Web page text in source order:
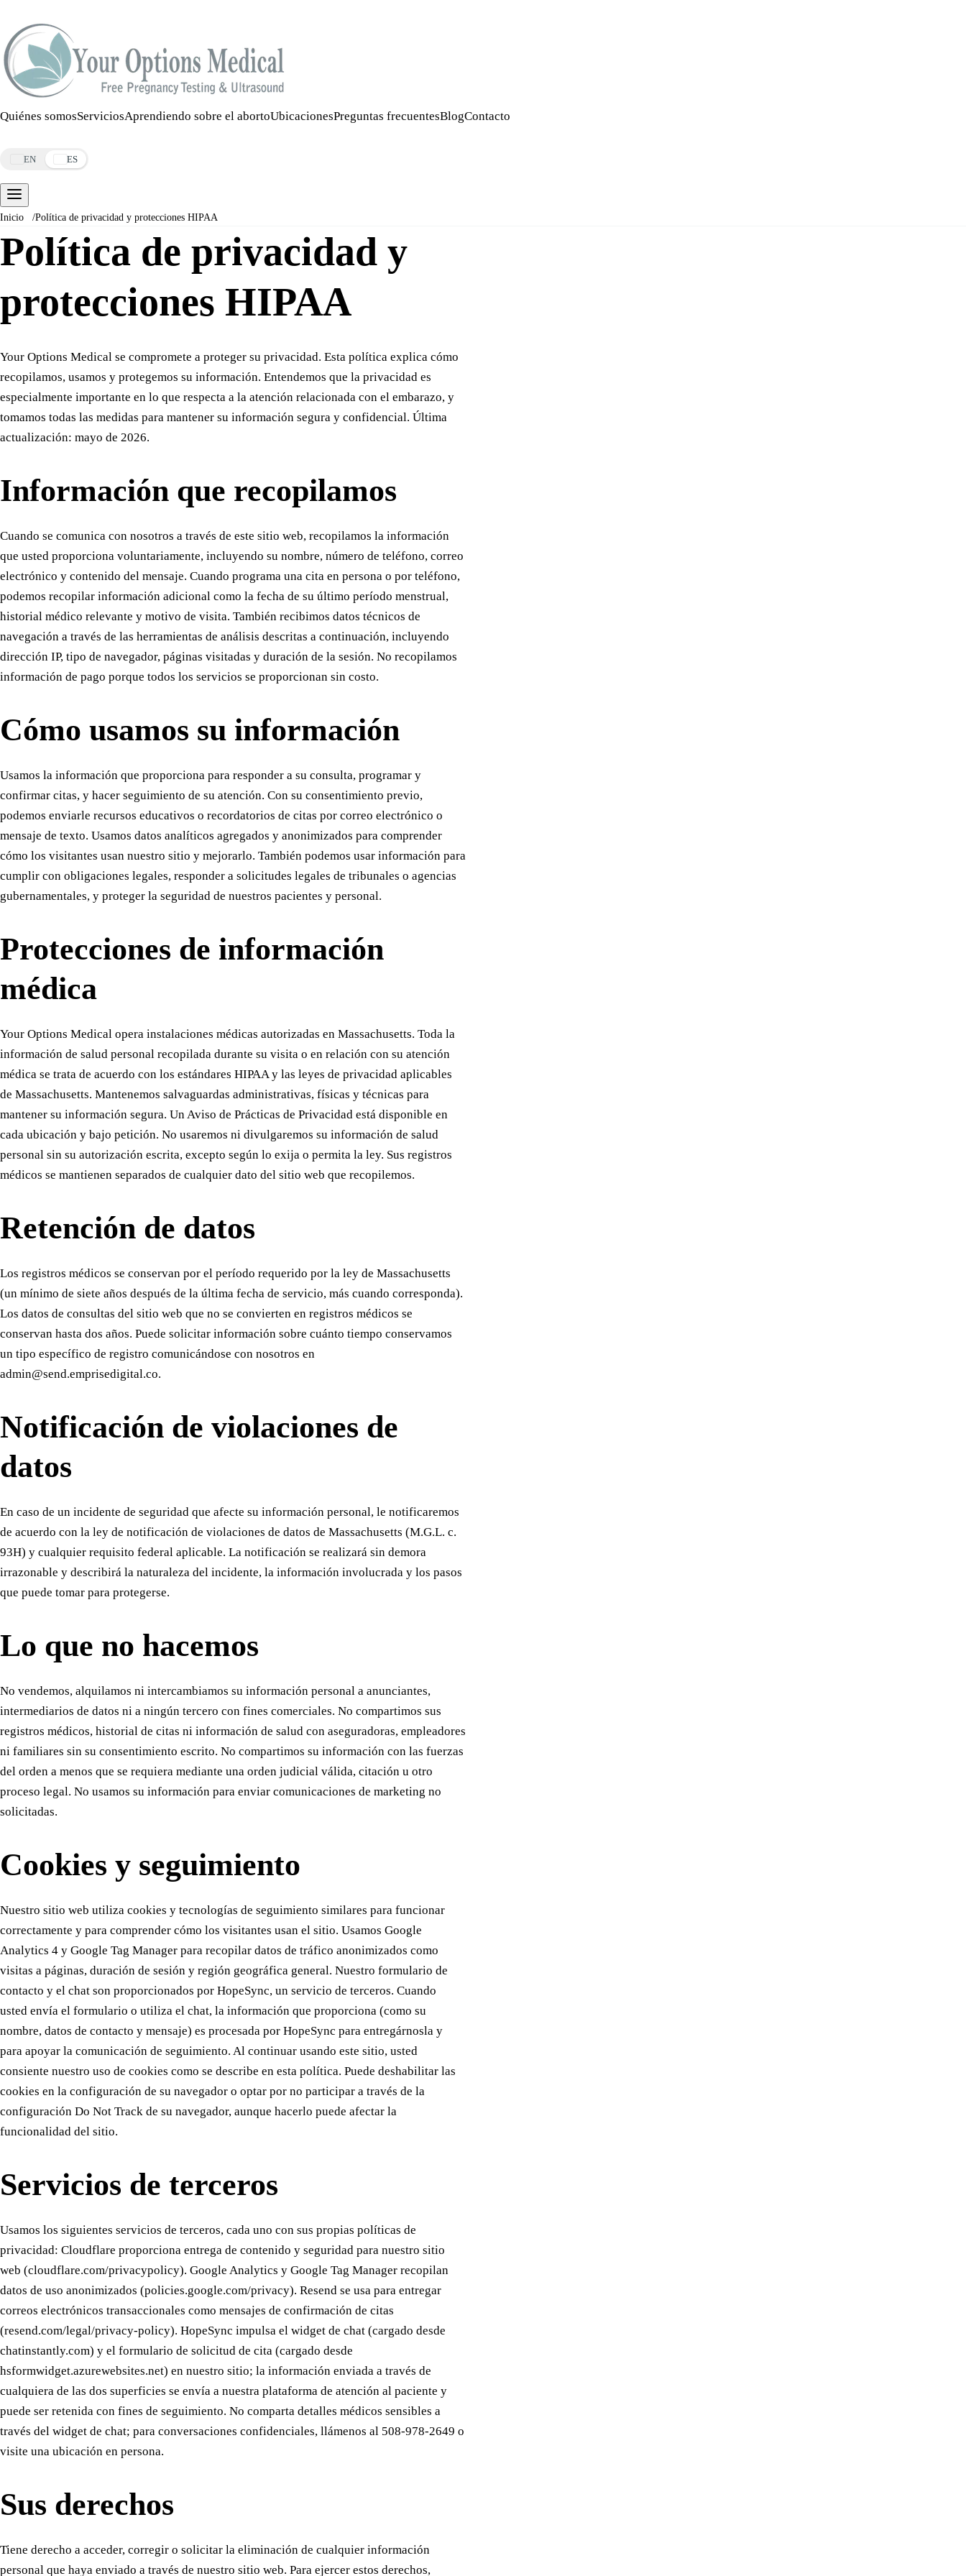
Quiénes somosServiciosAprendiendo sobre el abortoUbicacionesPreguntas frecuentesBlogContacto
EN ES
Inicio /Política de privacidad y protecciones HIPAA
Política de privacidad y
protecciones HIPAA
Your Options Medical se compromete a proteger su privacidad. Esta política explica cómo
recopilamos, usamos y protegemos su información. Entendemos que la privacidad es
especialmente importante en lo que respecta a la atención relacionada con el embarazo, y
tomamos todas las medidas para mantener su información segura y confidencial. Última
actualización: mayo de 2026.
Información que recopilamos
Cuando se comunica con nosotros a través de este sitio web, recopilamos la información
que usted proporciona voluntariamente, incluyendo su nombre, número de teléfono, correo
electrónico y contenido del mensaje. Cuando programa una cita en persona o por teléfono,
podemos recopilar información adicional como la fecha de su último período menstrual,
historial médico relevante y motivo de visita. También recibimos datos técnicos de
navegación a través de las herramientas de análisis descritas a continuación, incluyendo
dirección IP, tipo de navegador, páginas visitadas y duración de la sesión. No recopilamos
información de pago porque todos los servicios se proporcionan sin costo.
Cómo usamos su información
Usamos la información que proporciona para responder a su consulta, programar y
confirmar citas, y hacer seguimiento de su atención. Con su consentimiento previo,
podemos enviarle recursos educativos o recordatorios de citas por correo electrónico o
mensaje de texto. Usamos datos analíticos agregados y anonimizados para comprender
cómo los visitantes usan nuestro sitio y mejorarlo. También podemos usar información para
cumplir con obligaciones legales, responder a solicitudes legales de tribunales o agencias
gubernamentales, y proteger la seguridad de nuestros pacientes y personal.
Protecciones de información
médica
Your Options Medical opera instalaciones médicas autorizadas en Massachusetts. Toda la
información de salud personal recopilada durante su visita o en relación con su atención
médica se trata de acuerdo con los estándares HIPAA y las leyes de privacidad aplicables
de Massachusetts. Mantenemos salvaguardas administrativas, físicas y técnicas para
mantener su información segura. Un Aviso de Prácticas de Privacidad está disponible en
cada ubicación y bajo petición. No usaremos ni divulgaremos su información de salud
personal sin su autorización escrita, excepto según lo exija o permita la ley. Sus registros
médicos se mantienen separados de cualquier dato del sitio web que recopilemos.
Retención de datos
Los registros médicos se conservan por el período requerido por la ley de Massachusetts
(un mínimo de siete años después de la última fecha de servicio, más cuando corresponda).
Los datos de consultas del sitio web que no se convierten en registros médicos se
conservan hasta dos años. Puede solicitar información sobre cuánto tiempo conservamos
un tipo específico de registro comunicándose con nosotros en
admin@send.emprisedigital.co.
Notificación de violaciones de
datos
En caso de un incidente de seguridad que afecte su información personal, le notificaremos
de acuerdo con la ley de notificación de violaciones de datos de Massachusetts (M.G.L. c.
93H) y cualquier requisito federal aplicable. La notificación se realizará sin demora
irrazonable y describirá la naturaleza del incidente, la información involucrada y los pasos
que puede tomar para protegerse.
Lo que no hacemos
No vendemos, alquilamos ni intercambiamos su información personal a anunciantes,
intermediarios de datos ni a ningún tercero con fines comerciales. No compartimos sus
registros médicos, historial de citas ni información de salud con aseguradoras, empleadores
ni familiares sin su consentimiento escrito. No compartimos su información con las fuerzas
del orden a menos que se requiera mediante una orden judicial válida, citación u otro
proceso legal. No usamos su información para enviar comunicaciones de marketing no
solicitadas.
Cookies y seguimiento
Nuestro sitio web utiliza cookies y tecnologías de seguimiento similares para funcionar
correctamente y para comprender cómo los visitantes usan el sitio. Usamos Google
Analytics 4 y Google Tag Manager para recopilar datos de tráfico anonimizados como
visitas a páginas, duración de sesión y región geográfica general. Nuestro formulario de
contacto y el chat son proporcionados por HopeSync, un servicio de terceros. Cuando
usted envía el formulario o utiliza el chat, la información que proporciona (como su
nombre, datos de contacto y mensaje) es procesada por HopeSync para entregárnosla y
para apoyar la comunicación de seguimiento. Al continuar usando este sitio, usted
consiente nuestro uso de cookies como se describe en esta política. Puede deshabilitar las
cookies en la configuración de su navegador o optar por no participar a través de la
configuración Do Not Track de su navegador, aunque hacerlo puede afectar la
funcionalidad del sitio.
Servicios de terceros
Usamos los siguientes servicios de terceros, cada uno con sus propias políticas de
privacidad: Cloudflare proporciona entrega de contenido y seguridad para nuestro sitio
web (cloudflare.com/privacypolicy). Google Analytics y Google Tag Manager recopilan
datos de uso anonimizados (policies.google.com/privacy). Resend se usa para entregar
correos electrónicos transaccionales como mensajes de confirmación de citas
(resend.com/legal/privacy-policy). HopeSync impulsa el widget de chat (cargado desde
chatinstantly.com) y el formulario de solicitud de cita (cargado desde
hsformwidget.azurewebsites.net) en nuestro sitio; la información enviada a través de
cualquiera de las dos superficies se envía a nuestra plataforma de atención al paciente y
puede ser retenida con fines de seguimiento. No comparta detalles médicos sensibles a
través del widget de chat; para conversaciones confidenciales, llámenos al 508-978-2649 o
visite una ubicación en persona.
Sus derechos
Tiene derecho a acceder, corregir o solicitar la eliminación de cualquier información
personal que haya enviado a través de nuestro sitio web. Para ejercer estos derechos,